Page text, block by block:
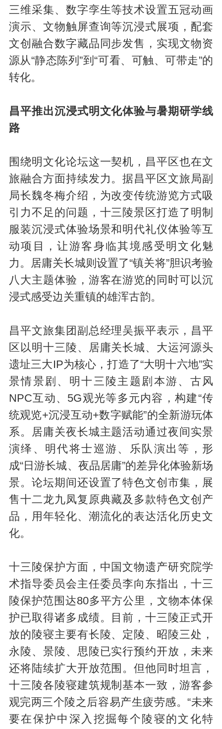
三维采集、数字孪生等技术设置五冠动画
演示、文物触屏查询等沉浸式展项，配套
文创融合数字藏品同步发售，实现文物资
源从“静态陈列”到“可看、可触、可带走”的
转化。
昌平推出沉浸式明文化体验与暑期研学线
路
围绕明文化论坛这一契机，昌平区也在文
旅融合方面持续发力。据昌平区文旅局副
局长魏冬梅介绍，为改变传统游览方式吸
引力不足的问题，十三陵景区打造了明制
服装沉浸式体验场景和明代礼仪体验等互
动项目，让游客身临其境感受明文化魅
力。居庸关长城则设置了“镇关将”胆识考验
八大主题体验，游客在游览的同时可以沉
浸式感受边关重镇的雄浑古韵。
昌平文旅集团副总经理吴振平表示，昌平
区以明十三陵、居庸关长城、大运河源头
遗址三大IP为核心，打造了“大明十六地”实
景情景剧、明十三陵主题剧本游、古风
NPC互动、5G观光等多元内容，构建“传
统观览+沉浸互动+数字赋能”的全新游玩体
系。居庸关夜长城主题活动通过夜间实景
演绎、明代将士巡游、乐队演出等，形
成“日游长城、夜品居庸”的差异化体验新场
景。论坛期间还设置了特色文创市集，展
售十二龙九凤复原典藏及多款特色文创产
品，用年轻化、潮流化的表达活化历史文
化。
十三陵保护方面，中国文物遗产研究院学
术指导委员会主任委员李向东指出，十三
陵保护范围达80多平方公里，文物本体保
护已取得诸多成绩。目前，十三陵正式开
放的陵寝主要有长陵、定陵、昭陵三处，
永陵、景陵、思陵已实行预约开放，未来
还将陆续扩大开放范围。但他同时坦言，
十三陵各陵寝建筑规制基本一致，游客参
观完两三个陵之后容易产生疲劳感。“未来
要在保护中深入挖掘每个陵寝的文化特